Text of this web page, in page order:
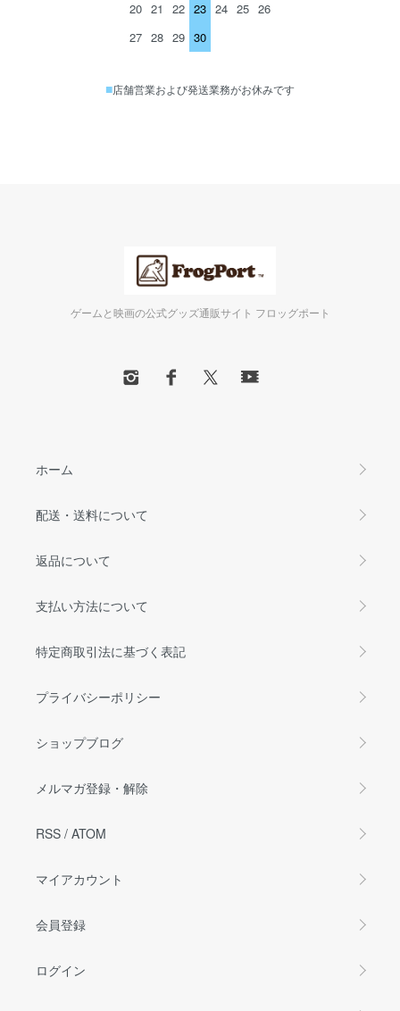
20 21 22 23 24 25 26
27 28 29 30
■店舗営業および発送業務がお休みです
ゲームと映画の公式グッズ通販サイト フロッグポート
ホーム
配送・送料について
返品について
支払い方法について
特定商取引法に基づく表記
プライバシーポリシー
ショップブログ
メルマガ登録・解除
RSS / ATOM
マイアカウント
会員登録
ログイン